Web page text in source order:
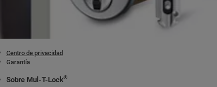
Centro de privacidad
Garantía
Sobre Mul-T-Lock®